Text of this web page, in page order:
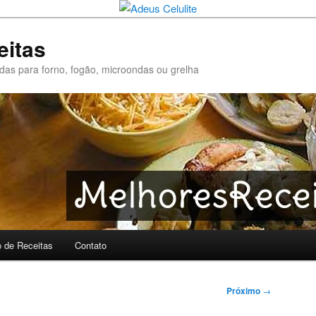
para forno, fogão, microondas ou grelha
de Receitas Contato
Próximo →